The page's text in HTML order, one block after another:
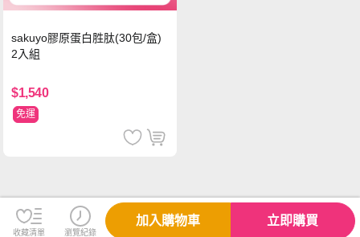
sakuyo膠原蛋白胜肽(30包/盒)
2入組
$1,540
免運
收藏清單 瀏覽紀錄
加入購物車 立即購買